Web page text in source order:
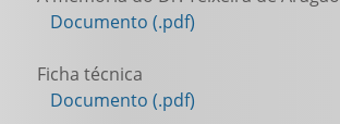
Documento (.pdf)
Ficha técnica
Documento (.pdf)